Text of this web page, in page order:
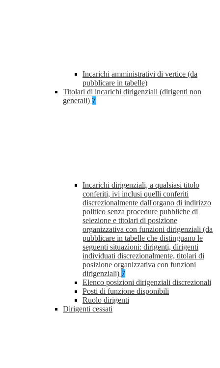
Incarichi amministrativi di vertice (da
pubblicare in tabelle)
Titolari di incarichi dirigenziali (dirigenti non
generali) 7
Incarichi dirigenziali, a qualsiasi titolo
conferiti, ivi inclusi quelli conferiti
discrezionalmente dall'organo di indirizzo
politico senza procedure pubbliche di
selezione e titolari di posizione
organizzativa con funzioni dirigenziali (da
pubblicare in tabelle che distinguano le
seguenti situazioni: dirigenti, dirigenti
individuati discrezionalmente, titolari di
posizione organizzativa con funzioni
dirigenziali) 7
Elenco posizioni dirigenziali discrezionali
Posti di funzione disponibili
Ruolo dirigenti
Dirigenti cessati